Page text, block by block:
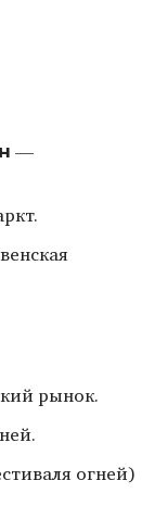
—
рынок.
огней)